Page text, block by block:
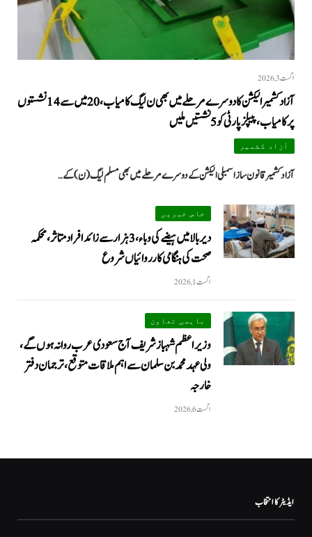
اگست 3, 2026
آزاد کشمیر الیکشن کا دوسرے مرحلے میں بھی ن لیگ کامیاب، 20 میں سے 14 نشستوں
پر کامیاب، پیپلزپارٹی کو 5 نشستیں ملیں
آزاد کشمیر
آزاد کشمیر قانون ساز اسمبلی الیکشن کے دوسرے مرحلے میں بھی مسلم لیگ (ن) کے…
خاص خبریں
دیر بالا میں ہیضے کی وباء، 3 ہزار سے زائد افراد متاثر، محکمہ
صحت کی ہنگامی کارروائیاں شروع
اگست 1, 2026
باہمی تعاون
وزیراعظم شہباز شریف آج سعودی عرب روانہ ہوں گے،
ولی عہد محمد بن سلمان سے اہم ملاقات متوقع، ترجمان دفتر
خارجہ
اگست 6, 2026
ایڈیٹر کا انتخاب